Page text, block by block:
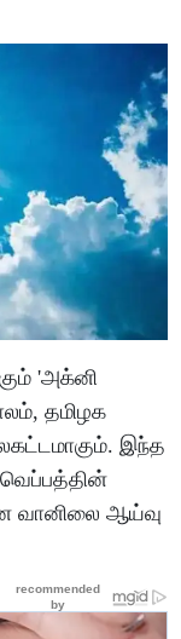
'அக்னி
தமிழக
இந்த
வானிலை ஆய்வு